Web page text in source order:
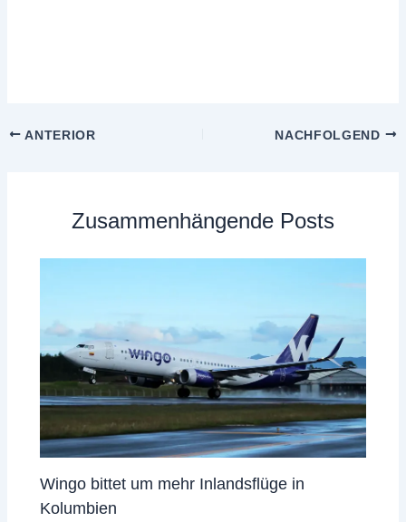
ANTERIOR NACHFOLGEND
Zusammenhängende Posts
Wingo bittet um mehr Inlandsflüge in
Kolumbien